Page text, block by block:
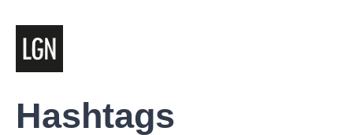
Hashtags